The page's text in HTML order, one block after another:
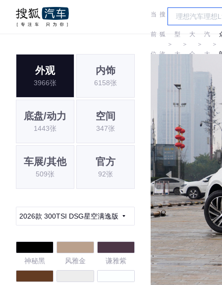
当
前
位
搜
狐
汽
＞
车
型
大
＞
大
众
＞
上
汽
大
众
＞
外观
3966张
内饰
6158张
底盘/动力
1443张
空间
347张
车展/其他
509张
官方
92张
2026款 300TSI DSG星空满逸版
神秘黑 风雅金 谦雅紫